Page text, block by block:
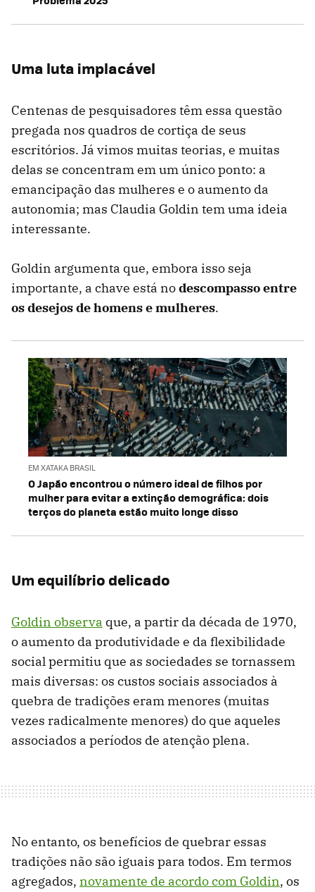
Uma luta implacável
Centenas de pesquisadores têm essa questão
pregada nos quadros de cortiça de seus
escritórios. Já vimos muitas teorias, e muitas
delas se concentram em um único ponto: a
emancipação das mulheres e o aumento da
autonomia; mas Claudia Goldin tem uma ideia
interessante.
Goldin argumenta que, embora isso seja
importante, a chave está nodescompasso entre
os desejos de homens e mulheres.
EM XATAKA BRASIL
O Japão encontrou o número ideal de filhos por
mulher para evitar a extinção demográfica: dois
terços do planeta estão muito longe disso
Um equilíbrio delicado
Goldin observa que, a partir da década de 1970,
o aumento da produtividade e da flexibilidade
social permitiu que as sociedades se tornassem
mais diversas: os custos sociais associados à
quebra de tradições eram menores (muitas
vezes radicalmente menores) do que aqueles
associados a períodos de atenção plena.
No entanto, os benefícios de quebrar essas
tradições não são iguais para todos. Em termos
agregados, novamente de acordo com Goldin, os